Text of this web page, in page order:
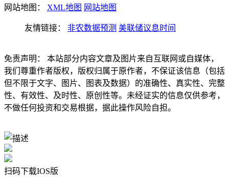
网站地图： XML地图 网站地图
友情链接： 非农数据预测 美联储议息时间
免责声明： 本站部分内容文章及图片来自互联网或自媒体，
我们尊重作者版权，版权归属于原作者，不保证该信息（包括
但不限于文字、图片、图表及数据）的准确性、真实性、完整
性、有效性、及时性、原创性等。未经证实的信息仅供参考，
不做任何投资和交易根据，据此操作风险自担。
扫码下载IOS版